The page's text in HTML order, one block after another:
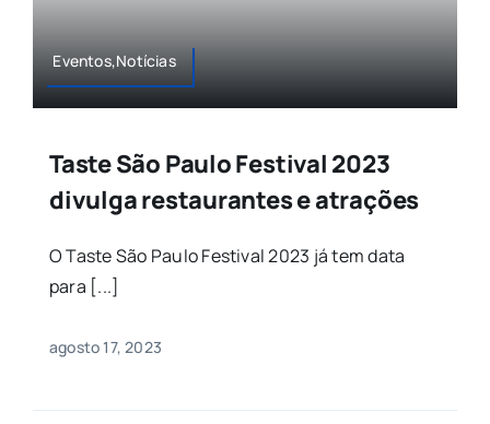
Eventos,Notícias
Taste São Paulo Festival 2023
divulga restaurantes e atrações
O Taste São Paulo Festival 2023 já tem data
para [...]
agosto 17, 2023